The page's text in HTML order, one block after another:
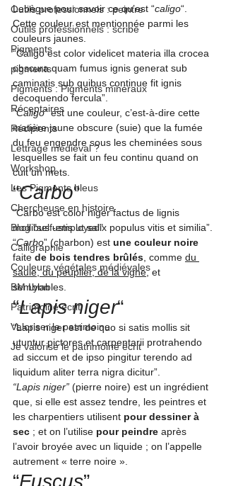
Outils professionnels : peintre
Outils professionnels : scribe
Pigments
pigments
Pigments : Pigments minéraux
Réceptaires
Récipients
Lettrage médiéval ?
Workshop
Les Pigments bleus
Chercheuse en histoire
Blog "self-employed"
Calligraphie
Couleurs végétales médiévales
BM Lyon
Patrimoine écrit
Valoriser le patrimoine
Je valorise le patrimoine écrit
Lebègue pour savoir ce qu’est “caligo“.
Cette couleur est mentionnée parmi les
couleurs jaunes.
“Caligo est color videlicet materia illa crocea
obscura quam fumus ignis generat sub
caminatis sub quibus continue fit ignis
decoquendo fercula”
“Caligo” est une couleur, c’est-à-dire cette
matière jaune obscure (suie) que la fumée
du feu engendre sous les cheminées sous
lesquelles se fait un feu continu quand on
cuit un mets.
“Carbo“
“Carbo est color niger factus de lignis
mollibus ustis ut salix populus vitis et similia”
“Carbo” (charbon) est une couleur noire
faite de bois tendres brûlés , comme du
saule, du peuplier, de la vigne, et
semblables.
“Lapis niger“
“Lapis niger est de quo si satis mollis sit
utuntur pictores et carpentarii protrahendo
ad siccum et de ipso pingitur terendo ad
liquidum aliter terra nigra dicitur”
“Lapis niger” (pierre noire) est un ingrédient
que, si elle est assez tendre, les peintres et
les charpentiers utilisent pour dessiner à
sec ; et on l’utilise pour peindre après
l’avoir broyée avec un liquide ; on l’appelle
autrement « terre noire ».
“Fuscus”